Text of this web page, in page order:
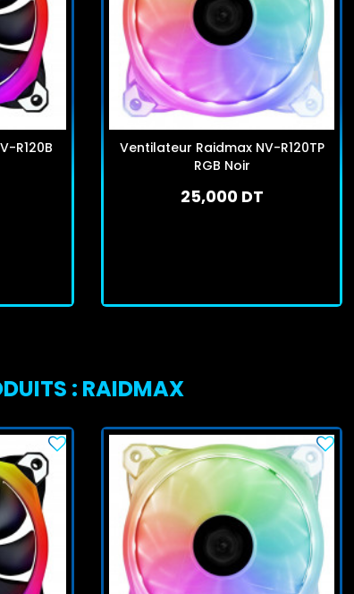
R120B
Ventilateur Raidmax NV-R120TP
RGB Noir
25,000 DT
: RAIDMAX